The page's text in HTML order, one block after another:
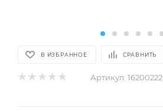
В ИЗБРАННОЕ СРАВНИТЬ
Артикул: 16200222